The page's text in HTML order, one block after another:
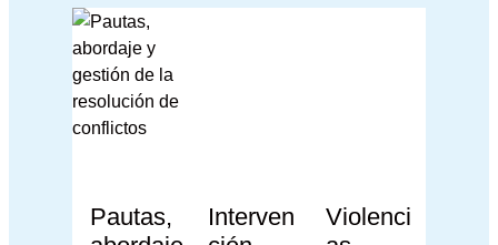
Pautas,
Interven
Violenci